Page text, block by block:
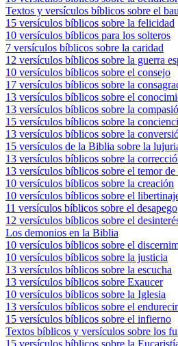
Textos y versículos bíblicos sobre el
15 versículos bíblicos sobre la felicidad
10 versículos bíblicos para los solteros
7 versículos bíblicos sobre la caridad
12 versículos bíblicos sobre la guerra
10 versículos bíblicos sobre el consejo
17 versículos bíblicos sobre la
13 versículos bíblicos sobre el
13 versículos bíblicos sobre la
15 versículos bíblicos sobre la
13 versículos bíblicos sobre la
15 versículos de la Biblia sobre la
13 versículos bíblicos sobre la
13 versículos bíblicos sobre el temor
10 versículos bíblicos sobre la creación
10 versículos bíblicos sobre el
11 versículos bíblicos sobre el desapego
12 versículos bíblicos sobre el
Los demonios en la Biblia
10 versículos bíblicos sobre el
10 versículos bíblicos sobre la justicia
13 versículos bíblicos sobre la escucha
13 versículos bíblicos sobre Exaucer
10 versículos bíblicos sobre la Iglesia
13 versículos bíblicos sobre el
15 versículos bíblicos sobre el infierno
Textos bíblicos y versículos sobre los
15 versículos bíblicos sobre la